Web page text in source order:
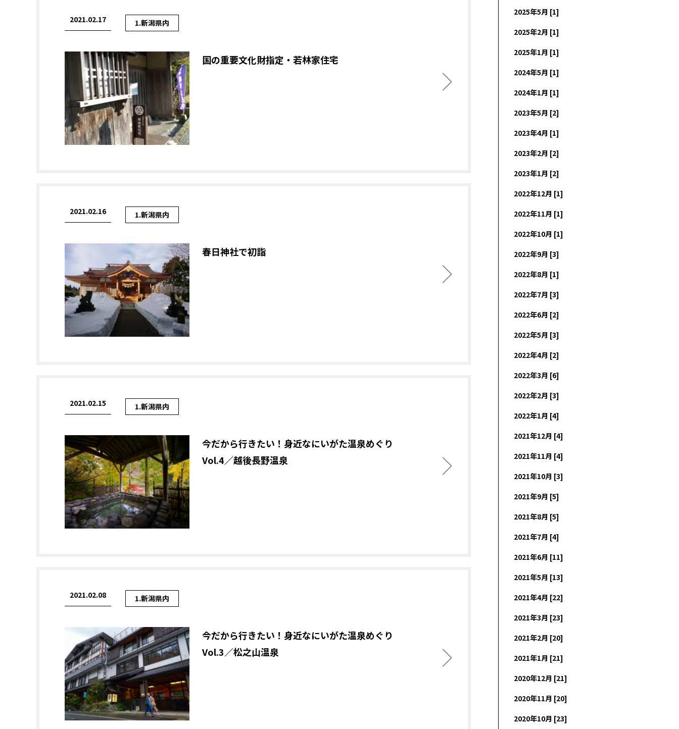
2021.02.17 1.新潟県内
国の重要文化財指定・若林家住宅
2021.02.16 1.新潟県内
春日神社で初詣
2021.02.15 1.新潟県内
今だから行きたい！身近なにいがた温泉めぐり
Vol.4／越後長野温泉
2021.02.08 1.新潟県内
今だから行きたい！身近なにいがた温泉めぐり
Vol.3／松之山温泉
2025年5月 [1]
2025年2月 [1]
2025年1月 [1]
2024年5月 [1]
2024年1月 [1]
2023年5月 [2]
2023年4月 [1]
2023年2月 [2]
2023年1月 [2]
2022年12月 [1]
2022年11月 [1]
2022年10月 [1]
2022年9月 [3]
2022年8月 [1]
2022年7月 [3]
2022年6月 [2]
2022年5月 [3]
2022年4月 [2]
2022年3月 [6]
2022年2月 [3]
2022年1月 [4]
2021年12月 [4]
2021年11月 [4]
2021年10月 [3]
2021年9月 [5]
2021年8月 [5]
2021年7月 [4]
2021年6月 [11]
2021年5月 [13]
2021年4月 [22]
2021年3月 [23]
2021年2月 [20]
2021年1月 [21]
2020年12月 [21]
2020年11月 [20]
2020年10月 [23]